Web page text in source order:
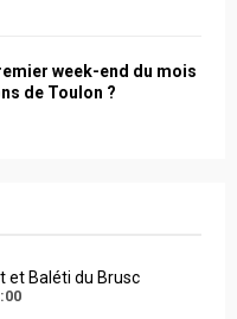
week-end du mois
de Toulon ?
et Baléti du Brusc